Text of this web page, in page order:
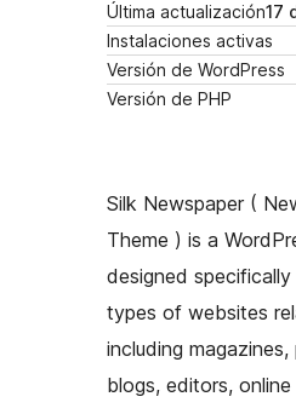
Última actualización17
Instalaciones activas
Versión de WordPress
Versión de PHP
Silk Newspaper (
Theme ) is a
designed
types of websites
including magazines,
blogs, editors,